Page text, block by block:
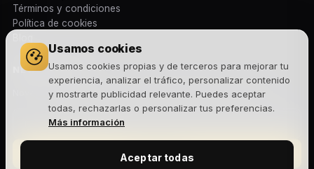
Usamos cookies
Usamos cookies propias y de terceros para mejorar tu
experiencia, analizar el tráfico, personalizar contenido
y mostrarte publicidad relevante. Puedes aceptar
todas, rechazarlas o personalizar tus preferencias.
Más información
Aceptar todas
Términos y condiciones
Política de cookies
NEWSLETTER
Novedades, lanzamientos y ofertas exclusivas. Sin spam.
Suscribirme